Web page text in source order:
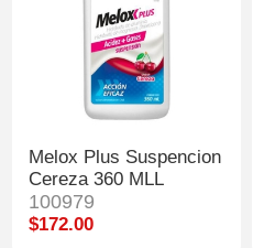
Melox Plus Suspencion
Cereza 360 MLL
100979
$172.00